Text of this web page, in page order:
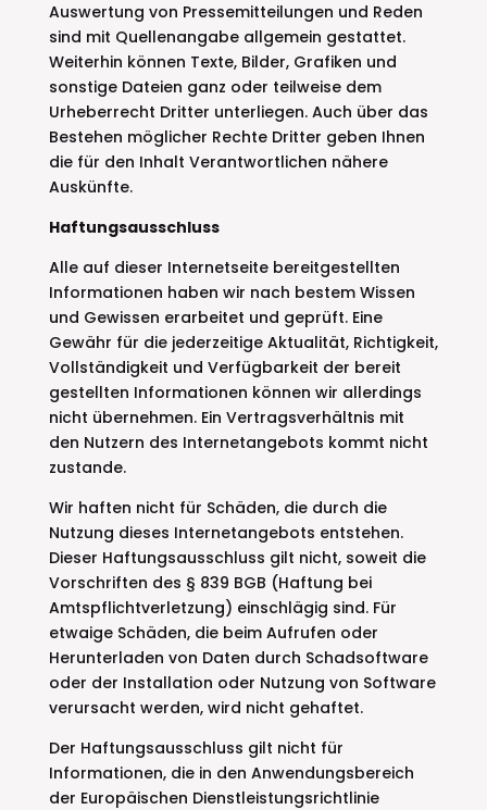
Auswertung von Pressemitteilungen und Reden
sind mit Quellenangabe allgemein gestattet.
Weiterhin können Texte, Bilder, Grafiken und
sonstige Dateien ganz oder teilweise dem
Urheberrecht Dritter unterliegen. Auch über das
Bestehen möglicher Rechte Dritter geben Ihnen
die für den Inhalt Verantwortlichen nähere
Auskünfte.
Haftungsausschluss
Alle auf dieser Internetseite bereitgestellten
Informationen haben wir nach bestem Wissen
und Gewissen erarbeitet und geprüft. Eine
Gewähr für die jederzeitige Aktualität, Richtigkeit,
Vollständigkeit und Verfügbarkeit der bereit
gestellten Informationen können wir allerdings
nicht übernehmen. Ein Vertragsverhältnis mit
den Nutzern des Internetangebots kommt nicht
zustande.
Wir haften nicht für Schäden, die durch die
Nutzung dieses Internetangebots entstehen.
Dieser Haftungsausschluss gilt nicht, soweit die
Vorschriften des § 839 BGB (Haftung bei
Amtspflichtverletzung) einschlägig sind. Für
etwaige Schäden, die beim Aufrufen oder
Herunterladen von Daten durch Schadsoftware
oder der Installation oder Nutzung von Software
verursacht werden, wird nicht gehaftet.
Der Haftungsausschluss gilt nicht für
Informationen, die in den Anwendungsbereich
der Europäischen Dienstleistungsrichtlinie